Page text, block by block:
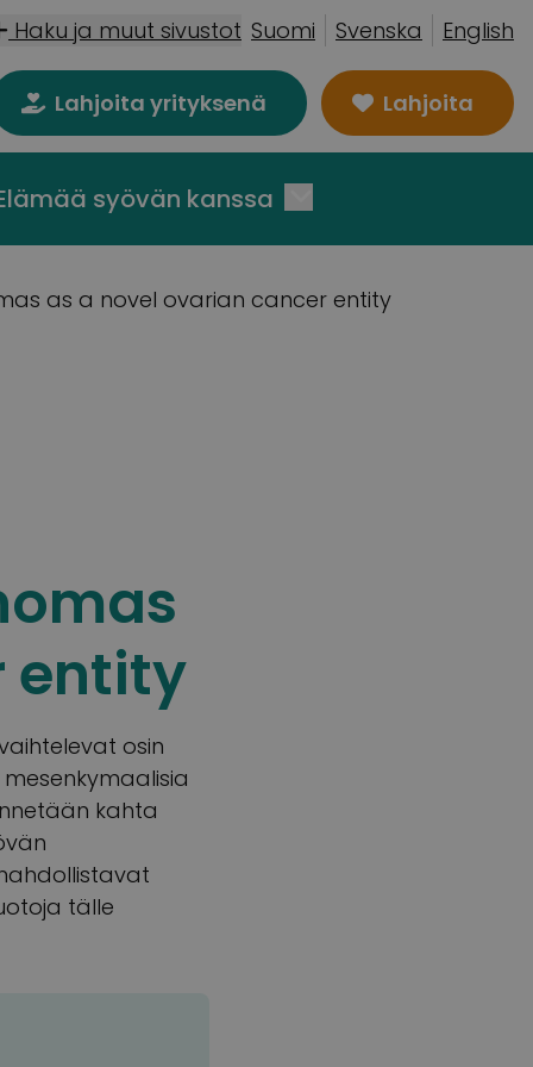
Haku ja muut sivustot Suomi Svenska English
Lahjoita yrityksenä Lahjoita
syövän kanssa
as a novel ovarian cancer entity
entity
osin
kahta
tälle